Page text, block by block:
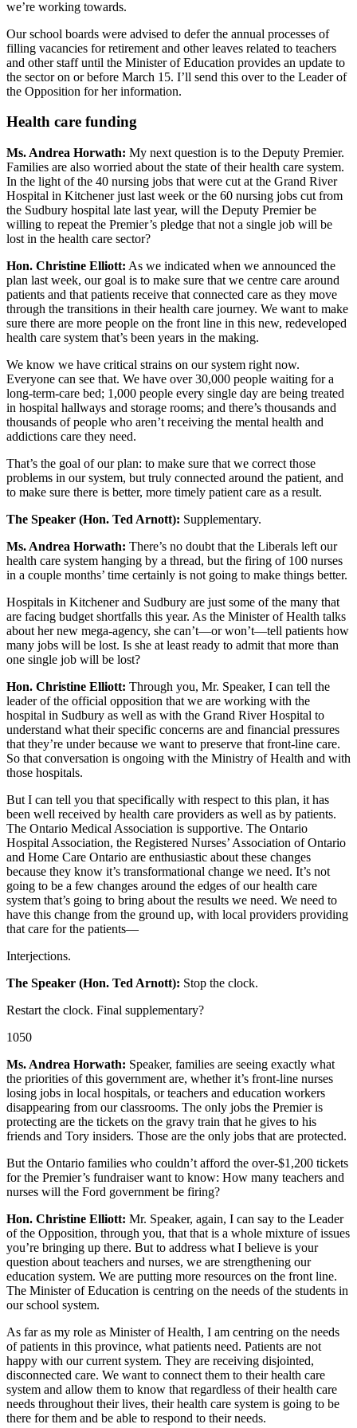
we’re working towards.
Our school boards were advised to defer the annual processes of
filling vacancies for retirement and other leaves related to teachers
and other staff until the Minister of Education provides an update to
the sector on or before March 15. I’ll send this over to the Leader of
the Opposition for her information.
Health care funding
Ms. Andrea Horwath: My next question is to the Deputy Premier.
Families are also worried about the state of their health care system.
In the light of the 40 nursing jobs that were cut at the Grand River
Hospital in Kitchener just last week or the 60 nursing jobs cut from
the Sudbury hospital late last year, will the Deputy Premier be
willing to repeat the Premier’s pledge that not a single job will be
lost in the health care sector?
Hon. Christine Elliott: As we indicated when we announced the
plan last week, our goal is to make sure that we centre care around
patients and that patients receive that connected care as they move
through the transitions in their health care journey. We want to make
sure there are more people on the front line in this new, redeveloped
health care system that’s been years in the making.
We know we have critical strains on our system right now.
Everyone can see that. We have over 30,000 people waiting for a
long-term-care bed; 1,000 people every single day are being treated
in hospital hallways and storage rooms; and there’s thousands and
thousands of people who aren’t receiving the mental health and
addictions care they need.
That’s the goal of our plan: to make sure that we correct those
problems in our system, but truly connected around the patient, and
to make sure there is better, more timely patient care as a result.
The Speaker (Hon. Ted Arnott): Supplementary.
Ms. Andrea Horwath: There’s no doubt that the Liberals left our
health care system hanging by a thread, but the firing of 100 nurses
in a couple months’ time certainly is not going to make things better.
Hospitals in Kitchener and Sudbury are just some of the many that
are facing budget shortfalls this year. As the Minister of Health talks
about her new mega-agency, she can’t—or won’t—tell patients how
many jobs will be lost. Is she at least ready to admit that more than
one single job will be lost?
Hon. Christine Elliott: Through you, Mr. Speaker, I can tell the
leader of the official opposition that we are working with the
hospital in Sudbury as well as with the Grand River Hospital to
understand what their specific concerns are and financial pressures
that they’re under because we want to preserve that front-line care.
So that conversation is ongoing with the Ministry of Health and with
those hospitals.
But I can tell you that specifically with respect to this plan, it has
been well received by health care providers as well as by patients.
The Ontario Medical Association is supportive. The Ontario
Hospital Association, the Registered Nurses’ Association of Ontario
and Home Care Ontario are enthusiastic about these changes
because they know it’s transformational change we need. It’s not
going to be a few changes around the edges of our health care
system that’s going to bring about the results we need. We need to
have this change from the ground up, with local providers providing
that care for the patients—
Interjections.
The Speaker (Hon. Ted Arnott): Stop the clock.
Restart the clock. Final supplementary?
1050
Ms. Andrea Horwath: Speaker, families are seeing exactly what
the priorities of this government are, whether it’s front-line nurses
losing jobs in local hospitals, or teachers and education workers
disappearing from our classrooms. The only jobs the Premier is
protecting are the tickets on the gravy train that he gives to his
friends and Tory insiders. Those are the only jobs that are protected.
But the Ontario families who couldn’t afford the over-$1,200 tickets
for the Premier’s fundraiser want to know: How many teachers and
nurses will the Ford government be firing?
Hon. Christine Elliott: Mr. Speaker, again, I can say to the Leader
of the Opposition, through you, that that is a whole mixture of issues
you’re bringing up there. But to address what I believe is your
question about teachers and nurses, we are strengthening our
education system. We are putting more resources on the front line.
The Minister of Education is centring on the needs of the students in
our school system.
As far as my role as Minister of Health, I am centring on the needs
of patients in this province, what patients need. Patients are not
happy with our current system. They are receiving disjointed,
disconnected care. We want to connect them to their health care
system and allow them to know that regardless of their health care
needs throughout their lives, their health care system is going to be
there for them and be able to respond to their needs.